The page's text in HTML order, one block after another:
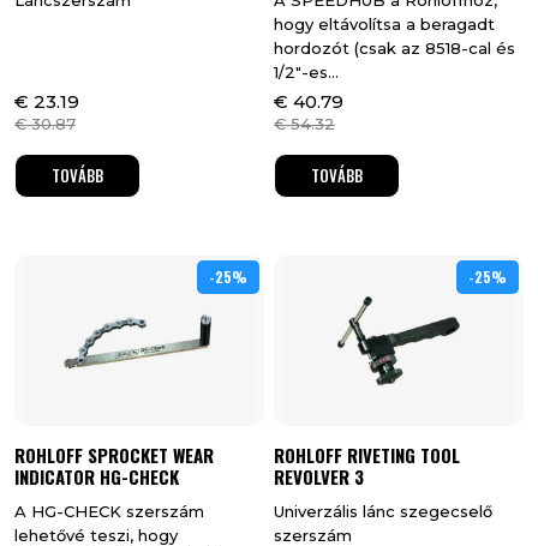
€ 23.19
€30.87
TOVÁBB
hogy eltávolítsa a beragadt
hordozót (csak az 8518-cal és
1/2"-es...
€ 40.79
€54.32
TOVÁBB
25%
-25%
ROHLOFF SPROCKET WEAR
INDICATOR HG-CHECK
A HG-CHECK szerszám
lehetővé teszi, hogy
25%
-25%
ROHLOFF RIVETING TOOL
REVOLVER 3
Univerzális lánc szegecselő
szerszám